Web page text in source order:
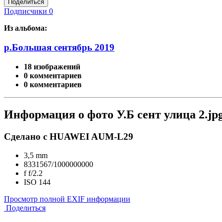
Поделиться
Подписчики 0
Из альбома:
р.Большая сентябрь 2019
18 изображений
0 комментариев
0 комментариев
Информация о фото У.Б сент улица
Сделано с HUAWEI AUM-L29
3,5 mm
8331567/1000000000
ff/2.2
ISO 144
Просмотр полной EXIF информации
Поделиться